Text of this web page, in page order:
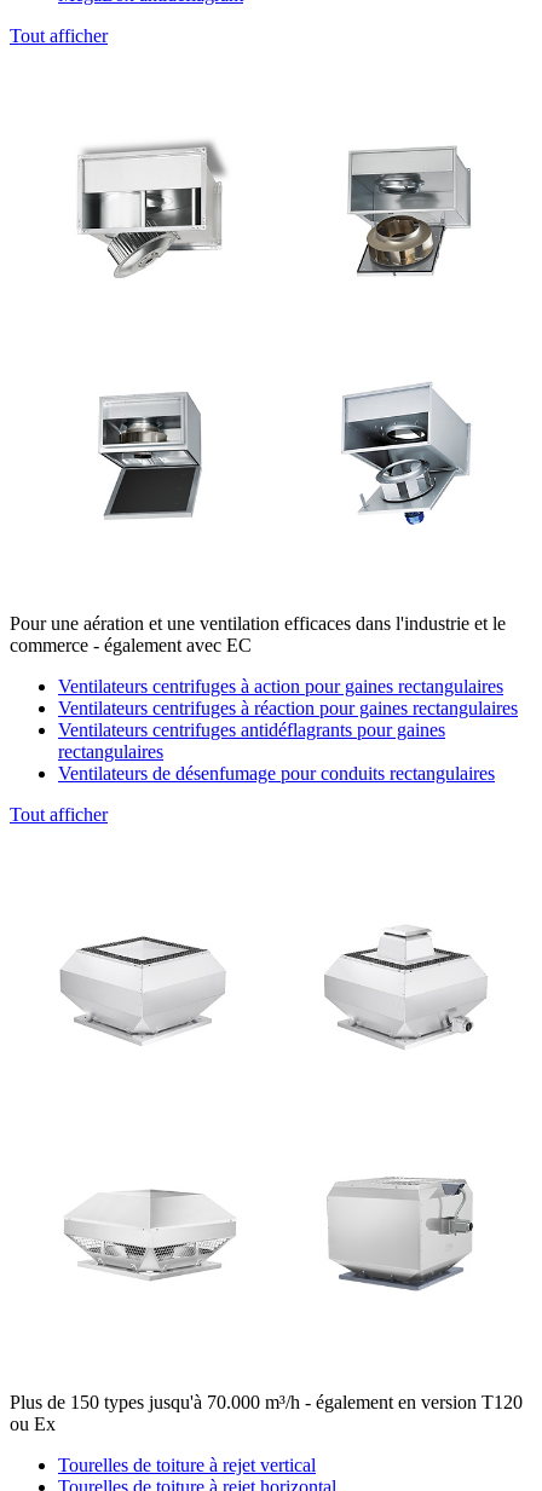
Tout afficher
Pour une aération et une ventilation efficaces dans l'industrie et le
commerce - également avec EC
Ventilateurs centrifuges à action pour gaines rectangulaires
Ventilateurs centrifuges à réaction pour gaines rectangulaires
Ventilateurs centrifuges antidéflagrants pour gaines
rectangulaires
Ventilateurs de désenfumage pour conduits rectangulaires
Tout afficher
Plus de 150 types jusqu'à 70.000 m³/h - également en version T120
ou Ex
Tourelles de toiture à rejet vertical